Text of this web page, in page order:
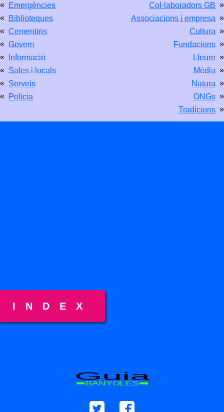
Col·laboradors GB »
Associacions i empresa »
Cultura »
Fundacions »
Lleure »
Mèdia »
Natura »
ONGs »
Tradicions »
« Emergències
« Biblioteques
« Cementiris
« Govern
«
Informació
« Sales i locals
« Serveis
« Policia
Guia
BANYOLES
INDEX